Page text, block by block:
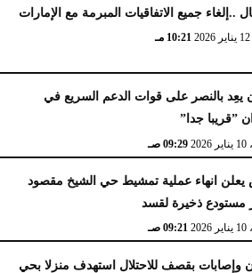
..إلغاء جميع الاتفاقيات المبرمة مع الإمارات
10:21 مـ
يعِد بالنصر على قوات الدعم السريع في
”قريبا جدا”
09:29 صـ
يعلن انهاء عملية تمشيط حي الشيخ مقصود
مستودع ذخيرة لقسد
09:21 صـ
وإصابات بقصف للاحتلال استهدف منزلا بحي